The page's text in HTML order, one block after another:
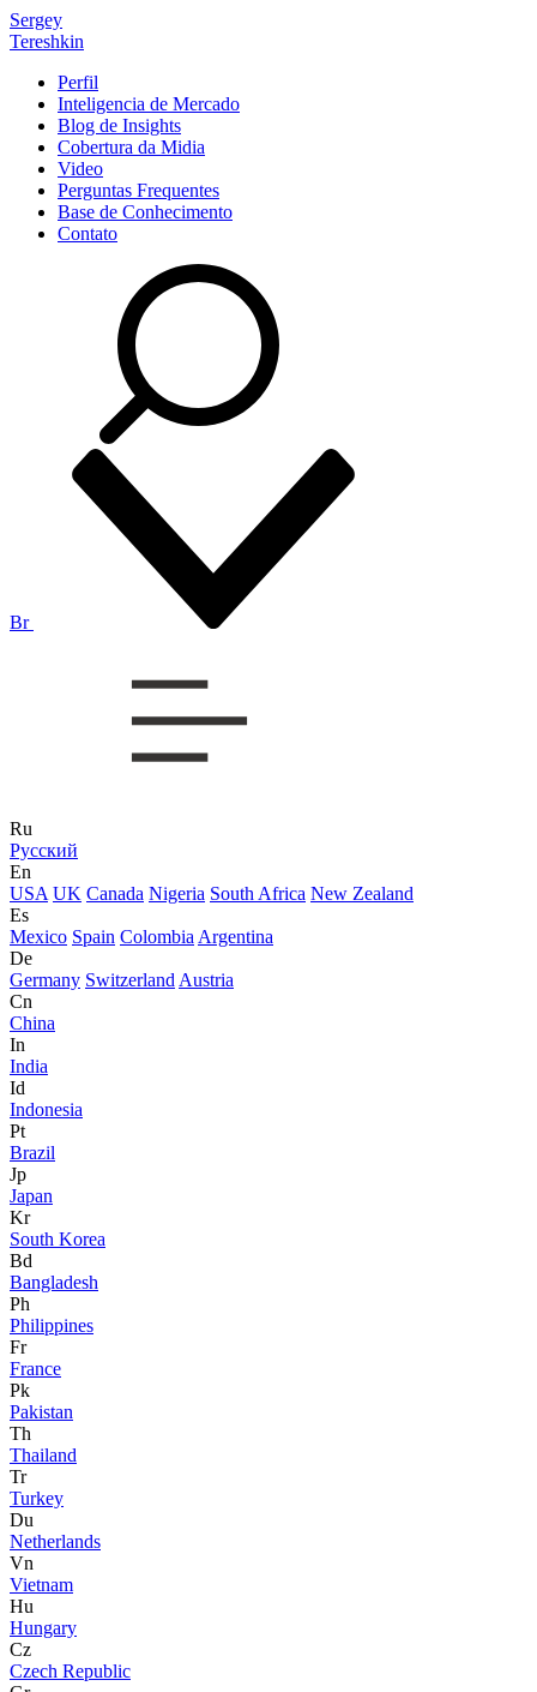
Sergey
Tereshkin
Perfil
Inteligencia de Mercado
Blog de Insights
Cobertura da Midia
Video
Perguntas Frequentes
Base de Conhecimento
Contato
Br
Ru
Русский
En
USA UK Canada Nigeria South Africa New Zealand
Es
Mexico Spain Colombia Argentina
De
Germany Switzerland Austria
Cn
China
In
India
Id
Indonesia
Pt
Brazil
Jp
Japan
Kr
South Korea
Bd
Bangladesh
Ph
Philippines
Fr
France
Pk
Pakistan
Th
Thailand
Tr
Turkey
Du
Netherlands
Vn
Vietnam
Hu
Hungary
Cz
Czech Republic